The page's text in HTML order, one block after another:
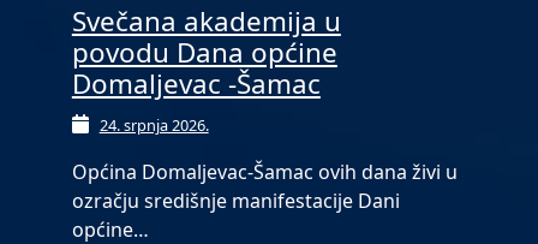
Svečana akademija u
povodu Dana općine
Domaljevac -Šamac
24. srpnja 2026.
Općina Domaljevac-Šamac ovih dana živi u
ozračju središnje manifestacije Dani
općine…